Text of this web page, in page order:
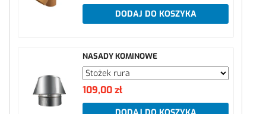
DODAJ DO KOSZYKA
NASADY KOMINOWE
109,00 zł